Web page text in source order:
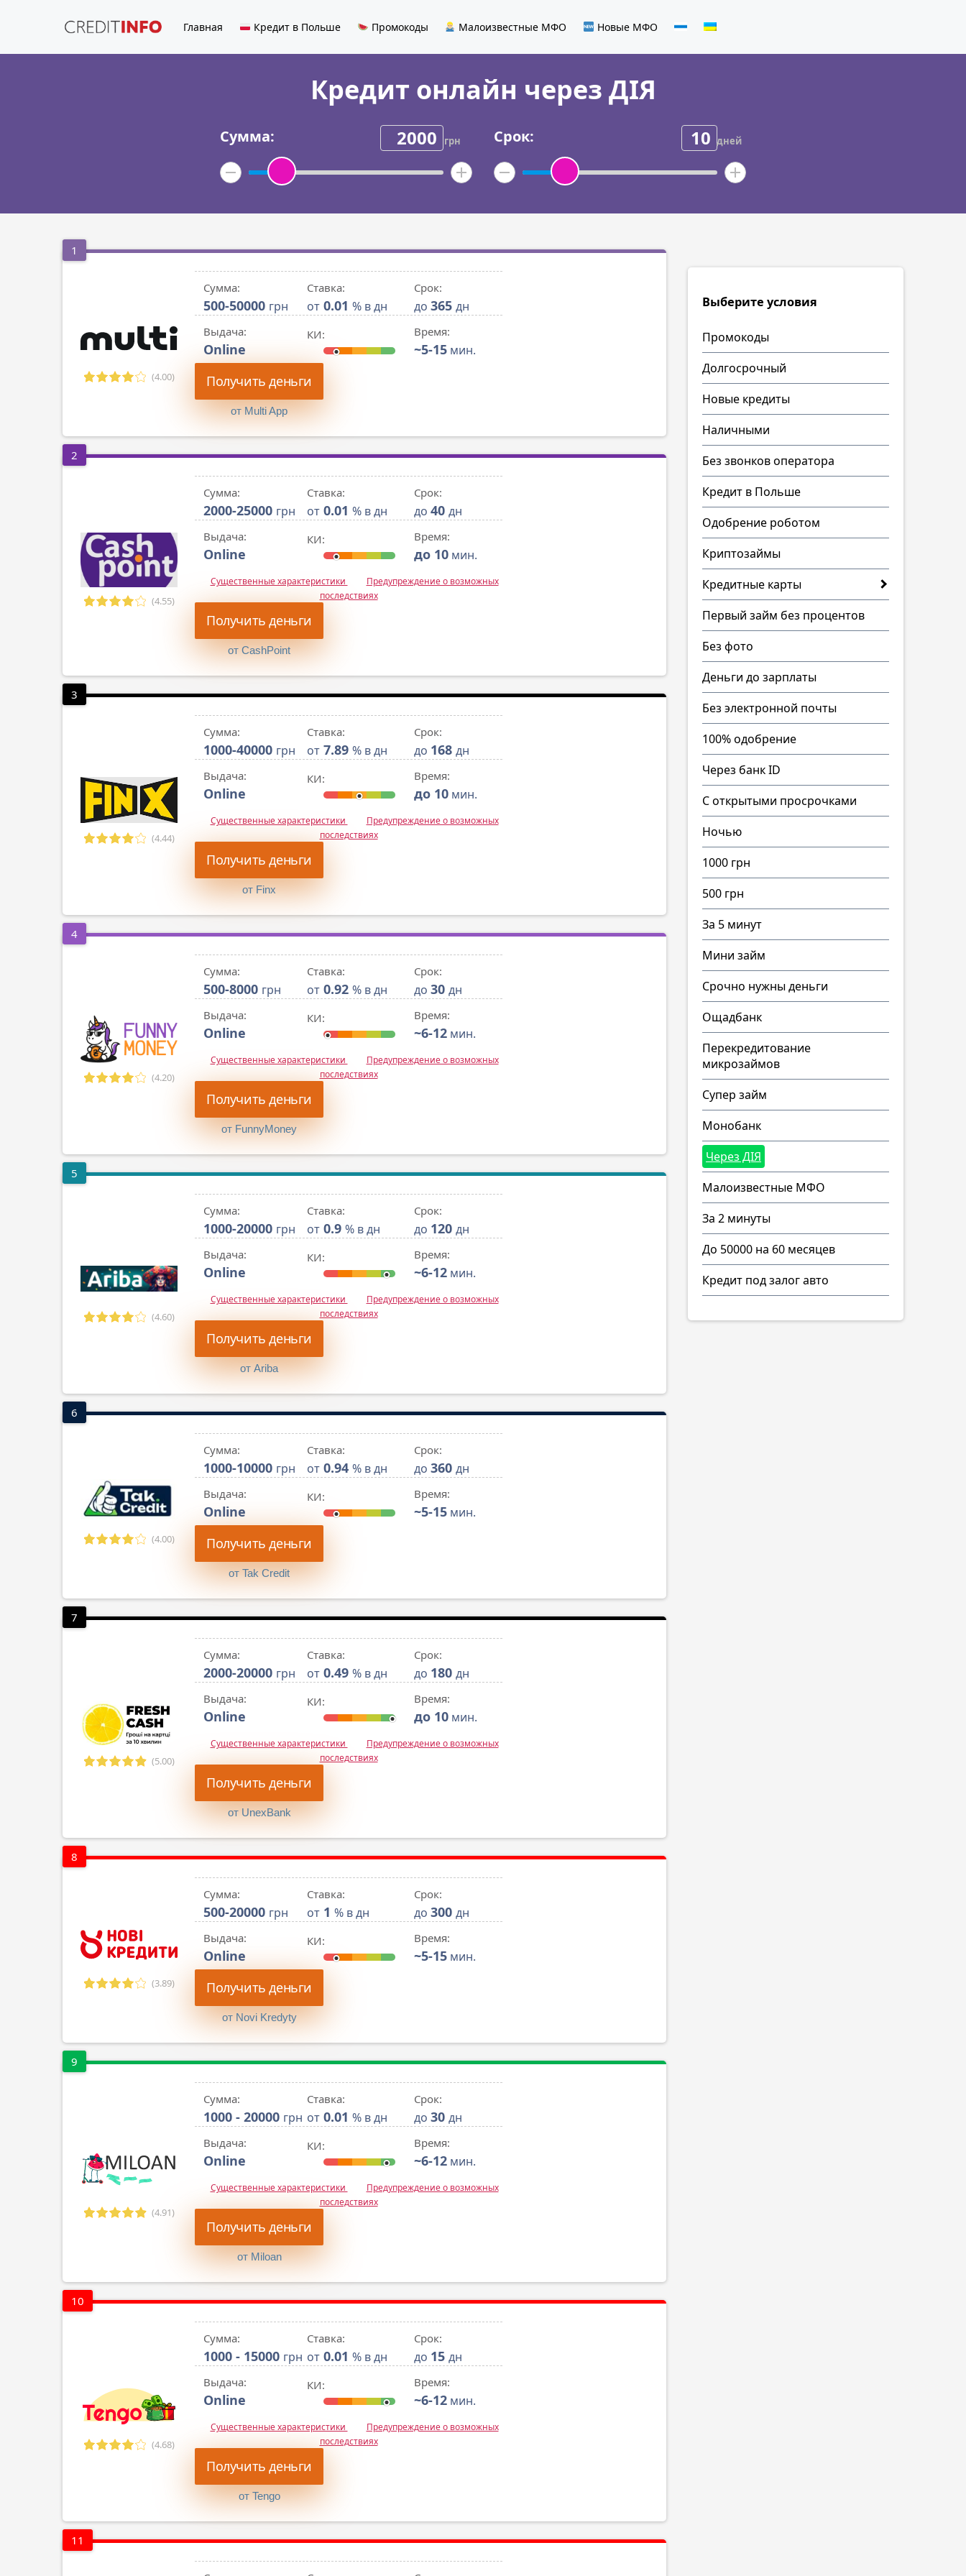
Главная Кредит в Польше Промокоды Малоизвестные МФО Новые МФО
Кредит онлайн через ДІЯ
грн
Сумма: дней
Срок:
Выберите условия
Промокоды
Долгосрочный
Новые кредиты
Наличными
Без звонков оператора
Кредит в Польше
Одобрение роботом
Криптозаймы
Кредитные карты
Первый займ без процентов
Без фото
Деньги до зарплаты
Без электронной почты
100% одобрение
Через банк ID
С открытыми просрочками
Ночью
1000 грн
500 грн
За 5 минут
Мини займ
Срочно нужны деньги
Ощадбанк
Перекредитование
микрозаймов
Супер займ
Монобанк
Через ДІЯ
Малоизвестные МФО
За 2 минуты
До 50000 на 60 месяцев
Кредит под залог авто
1
(4.00)
Сумма:
500-50000 грн
Ставка:
от 0.01 % в дн
Срок:
до 365 дн
Выдача:
Online
КИ: Время:
~5-15 мин.
Получить деньги
от Multi App
2
(4.55)
Сумма:
2000-25000 грн
Ставка:
от 0.01 % в дн
Срок:
до 40 дн
Выдача:
Online
КИ: Время:
до 10 мин.
Существенные характеристики
Предупреждение о возможных
последствиях
Получить деньги
от CashPoint
3
(4.44)
Сумма:
1000-40000 грн
Ставка:
от 7.89 % в дн
Срок:
до 168 дн
Выдача:
Online
КИ: Время:
до 10 мин.
Существенные характеристики
Предупреждение о возможных
последствиях
Получить деньги
от Finx
4
(4.20)
Сумма:
500-8000 грн
Ставка:
от 0.92 % в дн
Срок:
до 30 дн
Выдача:
Online
КИ: Время:
~6-12 мин.
Существенные характеристики
Предупреждение о возможных
последствиях
Получить деньги
от FunnyMoney
5
(4.60)
Сумма:
1000-20000 грн
Ставка:
от 0.9 % в дн
Срок:
до 120 дн
Выдача:
Online
КИ: Время:
~6-12 мин.
Существенные характеристики
Предупреждение о возможных
последствиях
Получить деньги
от Ariba
6
(4.00)
Сумма:
1000-10000 грн
Ставка:
от 0.94 % в дн
Срок:
до 360 дн
Выдача:
Online
КИ: Время:
~5-15 мин.
Получить деньги
от Tak Credit
7
(5.00)
Сумма:
2000-20000 грн
Ставка:
от 0.49 % в дн
Срок:
до 180 дн
Выдача:
Online
КИ: Время:
до 10 мин.
Существенные характеристики
Предупреждение о возможных
последствиях
Получить деньги
от UnexBank
8
(3.89)
Сумма:
500-20000 грн
Ставка:
от 1 % в дн
Срок:
до 300 дн
Выдача:
Online
КИ: Время:
~5-15 мин.
Получить деньги
от Novi Kredyty
9
(4.91)
Сумма:
1000 - 20000 грн
Ставка:
от 0.01 % в дн
Срок:
до 30 дн
Выдача:
Online
КИ: Время:
~6-12 мин.
Существенные характеристики
Предупреждение о возможных
последствиях
Получить деньги
от Miloan
10
(4.68)
Сумма:
1000 - 15000 грн
Ставка:
от 0.01 % в дн
Срок:
до 15 дн
Выдача:
Online
КИ: Время:
~6-12 мин.
Существенные характеристики
Предупреждение о возможных
последствиях
Получить деньги
от Tengo
11